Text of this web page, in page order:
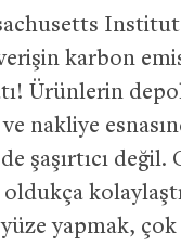
karbon
Ürünlerin
nakliye
şaşırtıcı
oldukça
yapmak,